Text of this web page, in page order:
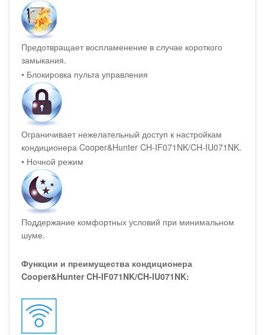
Предотвращает воспламенение в случае короткого
замыкания.
• Блокировка пульта управления
Ограничивает нежелательный доступ к настройкам
кондиционера Cooper&Hunter CH-IF071NK/CH-IU071NK.
• Ночной режим
Поддержание комфортных условий при минимальном
шуме.
Функции и преимущества кондиционера
Cooper&Hunter CH-IF071NK/CH-IU071NK: